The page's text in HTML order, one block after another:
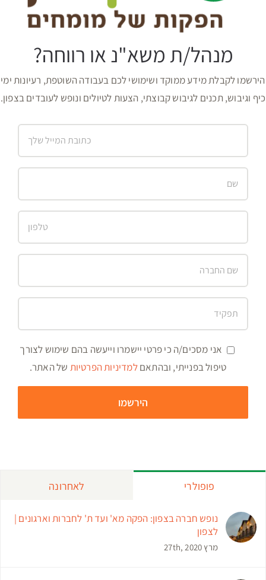
מנהל/ת משא"נ או רווחה?
הירשמו לקבלת מידע ממוקד ושימושי לכם בעבודה השוטפת, רעיונות ימי
כיף וגיבוש, תכנים לגיבוש קבוצתי, הצעות לטיולים ונופש לעובדים בצפון.
אני מסכים/ה כי פרטי יישמרו וייעשה בהם שימוש לצורך
טיפול בפנייתי, ובהתאםלמדיניות הפרטיות של האתר.
פופולרי לאחרונה
נופש חברה בצפון: הפקה מא' ועד ת' לחברות וארגונים |
לצפון
מרץ 27th, 2020